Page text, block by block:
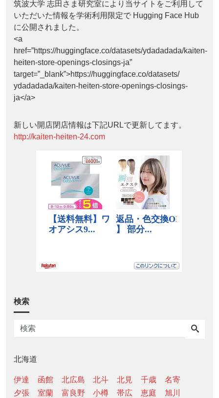
筑波大学 志田さま研究室により当サイトをご利用して
いただいた情報を学術利用限定で Hugging Face Hub
に公開されました。
<a
href=”https://huggingface.co/datasets/ydadadada/kaiten-
heiten-store-openings-closings-ja”
target=”_blank”>https://huggingface.co/datasets/
ydadadada/kaiten-heiten-store-openings-closings-
ja</a>
新しい開店閉店情報は下記URLで更新してます。
http://kaiten-heiten-24.com
検索
北海道
伊達 函館 北広島 北斗 北見 千歳
名寄
夕張
室蘭 富良野 小樽 帯広 恵庭
旭川